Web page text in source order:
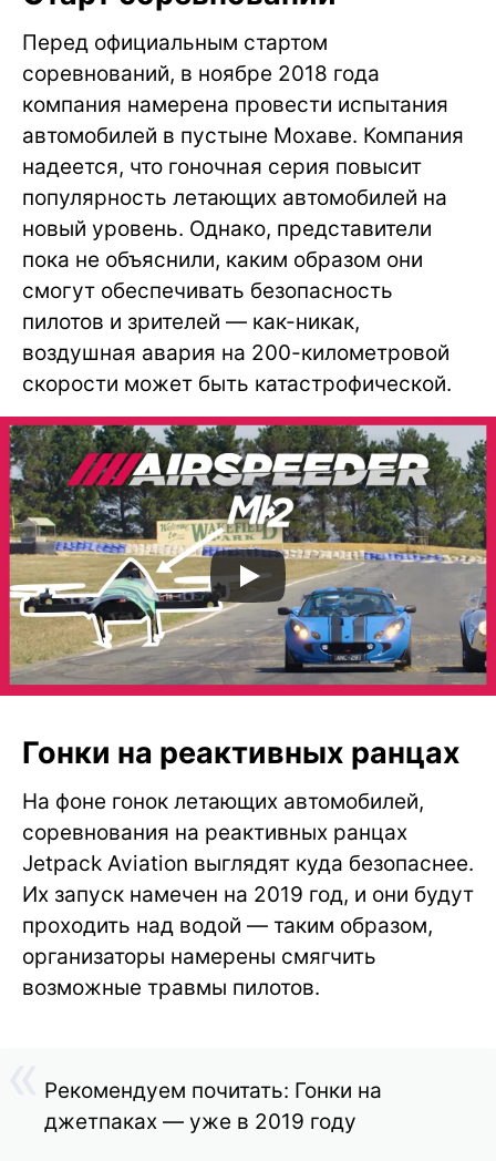
Перед официальным стартом
соревнований, в ноябре 2018 года
компания намерена провести испытания
автомобилей в пустыне Мохаве. Компания
надеется, что гоночная серия повысит
популярность летающих автомобилей на
новый уровень. Однако, представители
пока не объяснили, каким образом они
смогут обеспечивать безопасность
пилотов и зрителей — как-никак,
воздушная авария на 200-километровой
скорости может быть катастрофической.
Гонки на реактивных ранцах
На фоне гонок летающих автомобилей,
соревнования на реактивных ранцах
Jetpack Aviation выглядят куда безопаснее.
Их запуск намечен на 2019 год, и они будут
проходить над водой — таким образом,
организаторы намерены смягчить
возможные травмы пилотов.
Рекомендуем почитать: Гонки на
джетпаках — уже в 2019 году